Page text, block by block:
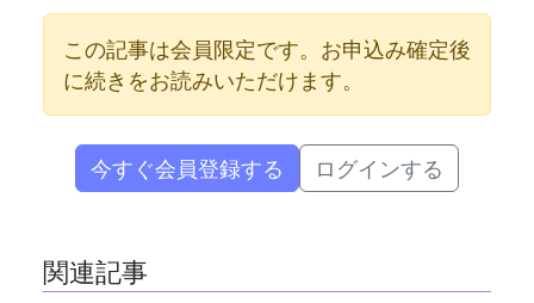
この記事は会員限定です。お申込み確定後
に続きをお読みいただけます。
今すぐ会員登録する ログインする
関連記事